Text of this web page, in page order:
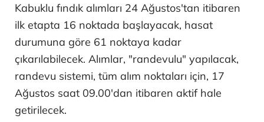
Kabuklu fındık alımları 24 Ağustos'tan itibaren
ilk etapta 16 noktada başlayacak, hasat
durumuna göre 61 noktaya kadar
çıkarılabilecek. Alımlar, "randevulu" yapılacak,
randevu sistemi, tüm alım noktaları için, 17
Ağustos saat 09.00'dan itibaren aktif hale
getirilecek.